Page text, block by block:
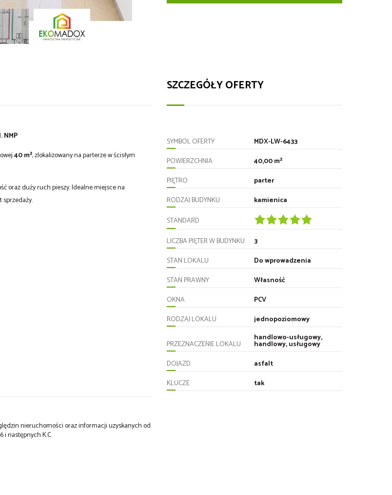
40 m², zlokalizowany na parterze w ścisłym
oraz duży ruch pieszy. Idealne miejsce na
sprzedaży.
nieruchomości oraz informacji uzyskanych od
i następnych K.C.
SZCZEGÓŁY OFERTY
SYMBOL OFERTY
MDX-LW-6433
POWIERZCHNIA
40,00 m²
PIĘTRO
parter
RODZAJ BUDYNKU
kamienica
STANDARD
LICZBA PIĘTER W BUDYNKU
3
STAN LOKALU
Do wprowadzenia
STAN PRAWNY
Własność
OKNA
PCV
RODZAJ LOKALU
jednopoziomowy
PRZEZNACZENIE LOKALU
handlowo-usługowy,
handlowy, usługowy
DOJAZD
asfalt
KLUCZE
tak